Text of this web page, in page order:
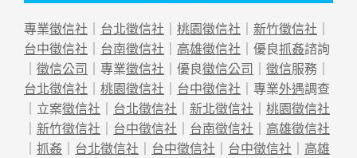
專業徵信社 ｜ 台北徵信社 ｜ 桃園徵信社 ｜ 新竹徵信社 ｜
台中徵信社 ｜ 台南徵信社 ｜ 高雄徵信社 ｜優良抓姦諮詢
｜ 徵信公司 ｜專業徵信社 ｜優良徵信公司 ｜ 徵信服務｜
台北徵信社 ｜ 桃園徵信社 ｜ 台中徵信社 ｜專業外遇調查
｜立案徵信社 ｜ 台北徵信社 ｜ 新北徵信社 ｜ 桃園徵信社
｜ 新竹徵信社 ｜ 台中徵信社 ｜ 台南徵信社 ｜ 高雄徵信社
｜ 抓姦 ｜ 台北徵信社 ｜ 台中徵信社 ｜ 台中徵信社 ｜ 高雄